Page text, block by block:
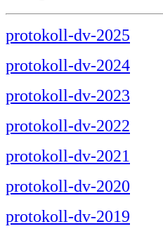
protokoll-dv-2025
protokoll-dv-2024
protokoll-dv-2023
protokoll-dv-2022
protokoll-dv-2021
protokoll-dv-2020
protokoll-dv-2019